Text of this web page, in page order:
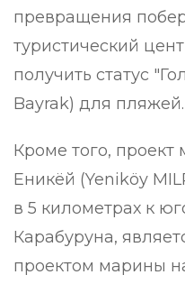
превращения
туристический
получить статус
Bayrak) для пляжей.
Кроме того,
Еникёй (Yeniköy
в 5 километрах к
Карабуруна,
проектом марины